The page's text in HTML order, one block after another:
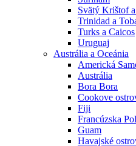
Svätý Krištof
Trinidad a
Turks a Caicos
Uruguaj
Austrália a Oceánia
Americká
Austrália
Bora Bora
Cookove
Fiji
Francúzska
Guam
Havajské